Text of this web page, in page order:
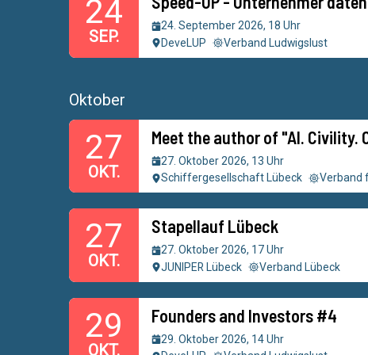
24
SEP.
24. September 2026, 18 Uhr
DeveLUP
Verband Ludwigslust
Oktober
27
OKT.
Meet the author of "AI.
27. Oktober 2026, 13 Uhr
Schiffergesellschaft Lübeck
Verband
27
OKT.
Stapellauf Lübeck
27. Oktober 2026, 17 Uhr
JUNIPER Lübeck
Verband Lübeck
29
OKT.
Founders and Investors #4
29. Oktober 2026, 14 Uhr